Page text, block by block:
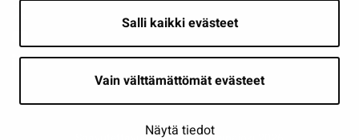
Salli kaikki evästeet
Vain välttämättömät evästeet
Näytä tiedot